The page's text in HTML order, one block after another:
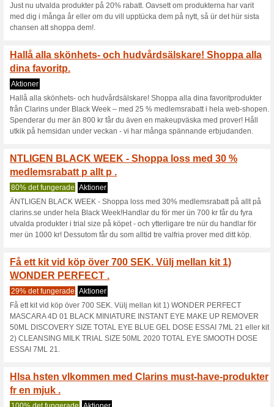
skicka en present direkt från
visa nürhet men kanske inte
Fylliga lppar och
look p noll.
0% det fungerade Aktioner
Fylliga lüppar och kinder
ikoniska 2-in-1 Lip Perfector
peptider, kombinerar den
ta hand om din hud.